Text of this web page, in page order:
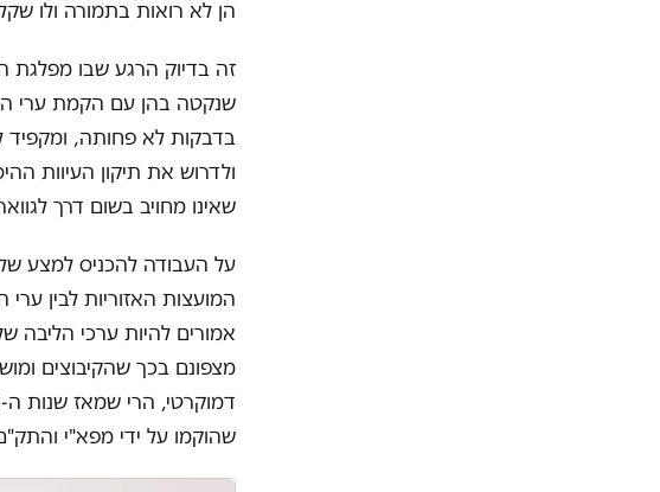
הן לא רואות בתמורה ולו
זה בדיוק הרגע שבו מפלגת
בדבקות לא פחותה, ומקפיד
ולדרוש את תיקון העיוות
שאינו מחויב בשום דרך
על העבודה להכניס למצע שלה
המועצות האזוריות לבין
אמורים להיות ערכי
מצפונם בכך שהקיבוצים
שהוקמו על ידי מפא"י